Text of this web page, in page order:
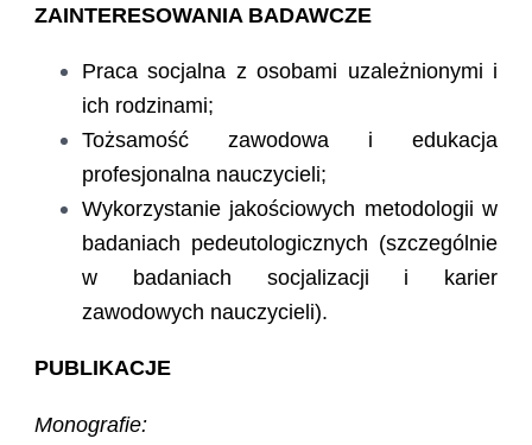
ZAINTERESOWANIA BADAWCZE
Praca socjalna z osobami uzależnionymi i
ich rodzinami;
Tożsamość zawodowa i edukacja
profesjonalna nauczycieli;
Wykorzystanie jakościowych metodologii w
badaniach pedeutologicznych (szczególnie
w badaniach socjalizacji i karier
zawodowych nauczycieli).
PUBLIKACJE
Monografie: